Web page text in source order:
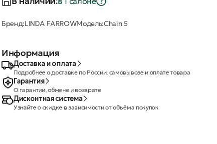
Бренд:LINDA FARROWМодель:Chain 5
Информация
Доставка и оплата
Подробнее о доставке по России, самовывозе и оплате товара
Гарантия
О гарантии, обмене и возврате
Дисконтная система
Узнайте о скидке в зависимости от объёма покупок